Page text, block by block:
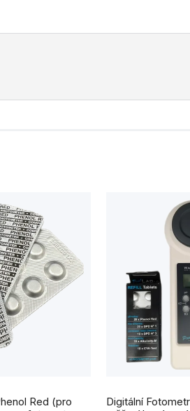
Red (pro
Digitální
hodnocení
produktu